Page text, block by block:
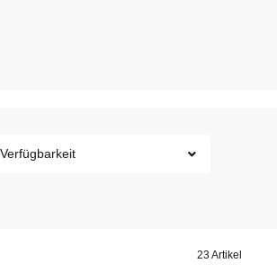
Verfügbarkeit
23 Artikel